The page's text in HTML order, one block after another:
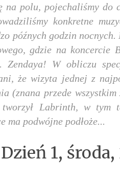
na polu, pojechaliśmy
konkretne
późnych godzin nocnych.
gdzie na koncercie
Zendaya! W obliczu
że wizyta jednej z
(znana przede
tworzył Labrinth, w tym
ma podwójne podłoże...
Dzień 1,